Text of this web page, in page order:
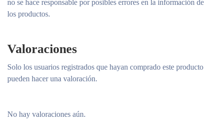
no se hace responsable por posibles errores en la información de
los productos.
Valoraciones
No hay valoraciones aún.
Solo los usuarios registrados que hayan comprado este producto
pueden hacer una valoración.